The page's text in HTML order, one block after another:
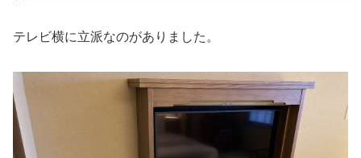
テレビ横に立派なのがありました。